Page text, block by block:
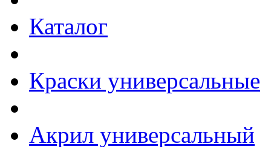
Каталог
Краски универсальные
Акрил универсальный